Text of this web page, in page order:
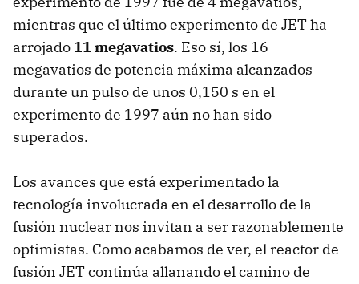
mientras que el último experimento de JET ha
arrojado 11 megavatios. Eso sí, los 16
megavatios de potencia máxima alcanzados
durante un pulso de unos 0,150 s en el
experimento de 1997 aún no han sido
superados.
Los avances que está experimentado la
tecnología involucrada en el desarrollo de la
fusión nuclear nos invitan a ser razonablemente
optimistas. Como acabamos de ver, el reactor de
fusión JET continúa allanando el camino de